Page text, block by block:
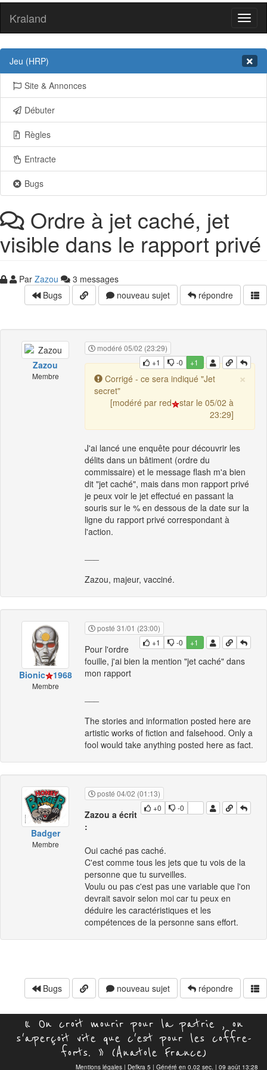
Kraland
Jeu (HRP)
Site & Annonces
Débuter
Règles
Entracte
Bugs
Ordre à jet caché, jet
visible dans le rapport privé
Par Zazou
3 messages
Bugs
nouveau sujet répondre
Zazou
Membre
modéré 05/02 (23:29)
+1
-0 +1
×
Corrigé - ce sera indiqué "Jet
secret"
[modéré par red
star le 05/02 à
23:29]
J'ai lancé une enquête pour découvrir les
délits dans un bâtiment (ordre du
commissaire) et le message flash m'a bien
dit "jet caché", mais dans mon rapport privé
je peux voir le jet effectué en passant la
souris sur le % en dessous de la date sur la
ligne du rapport privé correspondant à
l'action.
Zazou, majeur, vacciné.
Bionic 1968
Membre
posté 31/01 (23:00)
+1
-0 +1
Pour l'ordre
fouille, j'ai bien la mention "jet caché" dans
mon rapport
The stories and information posted here are
artistic works of fiction and falsehood. Only a
fool would take anything posted here as fact.
Badger
Membre
posté 04/02 (01:13)
+0
-0
Zazou a écrit
:
Oui caché pas caché.
C'est comme tous les jets que tu vois de la
personne que tu surveilles.
Voulu ou pas c'est pas une variable que l'on
devrait savoir selon moi car tu peux en
déduire les caractéristiques et les
compétences de la personne sans effort.
Bugs nouveau sujet répondre
« On croit mourir pour la patrie , on
s'aperçoit vite que c'est pour les coffre-
forts. » (Anatole France)
Mentions légales | Defkra 5 | Généré en 0.02 sec. | 09 août 13:28